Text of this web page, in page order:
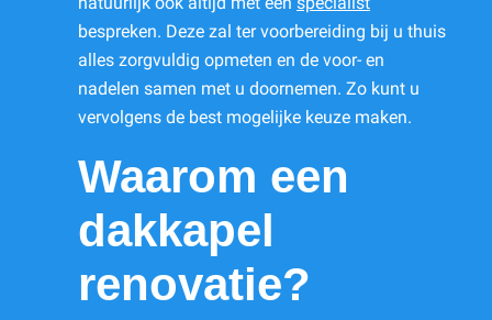
bespreken. Deze zal ter voorbereiding bij u thuis
alles zorgvuldig opmeten en de voor- en
nadelen samen met u doornemen. Zo kunt u
vervolgens de best mogelijke keuze maken.
Waarom een
dakkapel
renovatie?